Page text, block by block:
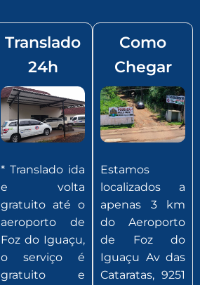
Translado
24h
* Translado ida
e volta
gratuito até o
aeroporto de
Foz do Iguaçu,
o serviço é
gratuito e
Como
Chegar
Estamos
localizados a
apenas 3 km
do Aeroporto
de Foz do
Iguaçu Av das
Cataratas, 9251